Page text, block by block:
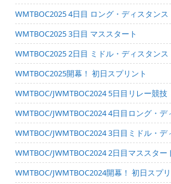
WMTBOC2025 4日目 ロング・ディスタンス
WMTBOC2025 3日目 マススタート
WMTBOC2025 2日目 ミドル・ディスタンス
WMTBOC2025開幕！ 初日スプリント
WMTBOC/JWMTBOC2024 5日目リレー競技
WMTBOC/JWMTBOC2024 4日目ロング・デ
WMTBOC/JWMTBOC2024 3日目ミドル・デ
WMTBOC/JWMTBOC2024 2日目マススター
WMTBOC/JWMTBOC2024開幕！ 初日スプ